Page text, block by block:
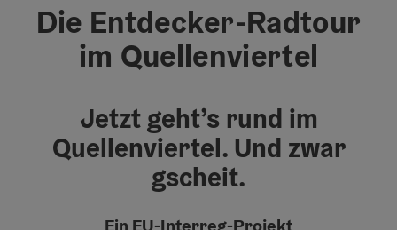
Die Entdecker-Radtour
im Quellenviertel
Jetzt geht’s rund im
Quellenviertel. Und zwar
gscheit.
Ein EU-Interreg-Projekt